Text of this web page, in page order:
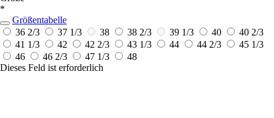
*
Größentabelle
36 2/3
37 1/3 38 38 2/3 39 1/3 40
40 2/3
41 1/3
42 42 2/3 43 1/3 44 44 2/3
45 1/3
46
46 2/3 47 1/3
48
Dieses Feld ist erforderlich